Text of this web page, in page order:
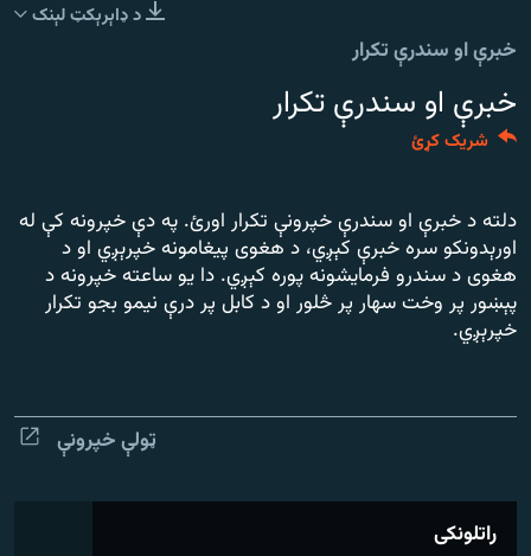
کورپاڼې
ته
لاړ
ته
ورشئ
افغانستان
نړۍ
ځانګړې مرکې، شننې
اوونیزې خپرونې
۱۴ ساعته راډیويي خپرونې
Gandhara
د ازادې اروپا راډیو ټولې ووبپاڼې
د ډاېرېکټ لېنک
خبرې او سندرې تکرار
خبرې او سندرې تکرار
شریک کړئ
دلته د خبرې او سندرې خپرونې تکرار اورئ. په دې خپرونه کې له
اورېدونکو سره خبرې کېږي، د هغوی پیغامونه خپرېږي او د
هغوی د سندرو فرمایشونه پوره کېږي. دا یو ساعته خپرونه د
پېښور پر وخت سهار پر څلور او د کابل پر درې نیمو بجو تکرار
خپرېږي.
ټولې خپرونې
راتلونکی